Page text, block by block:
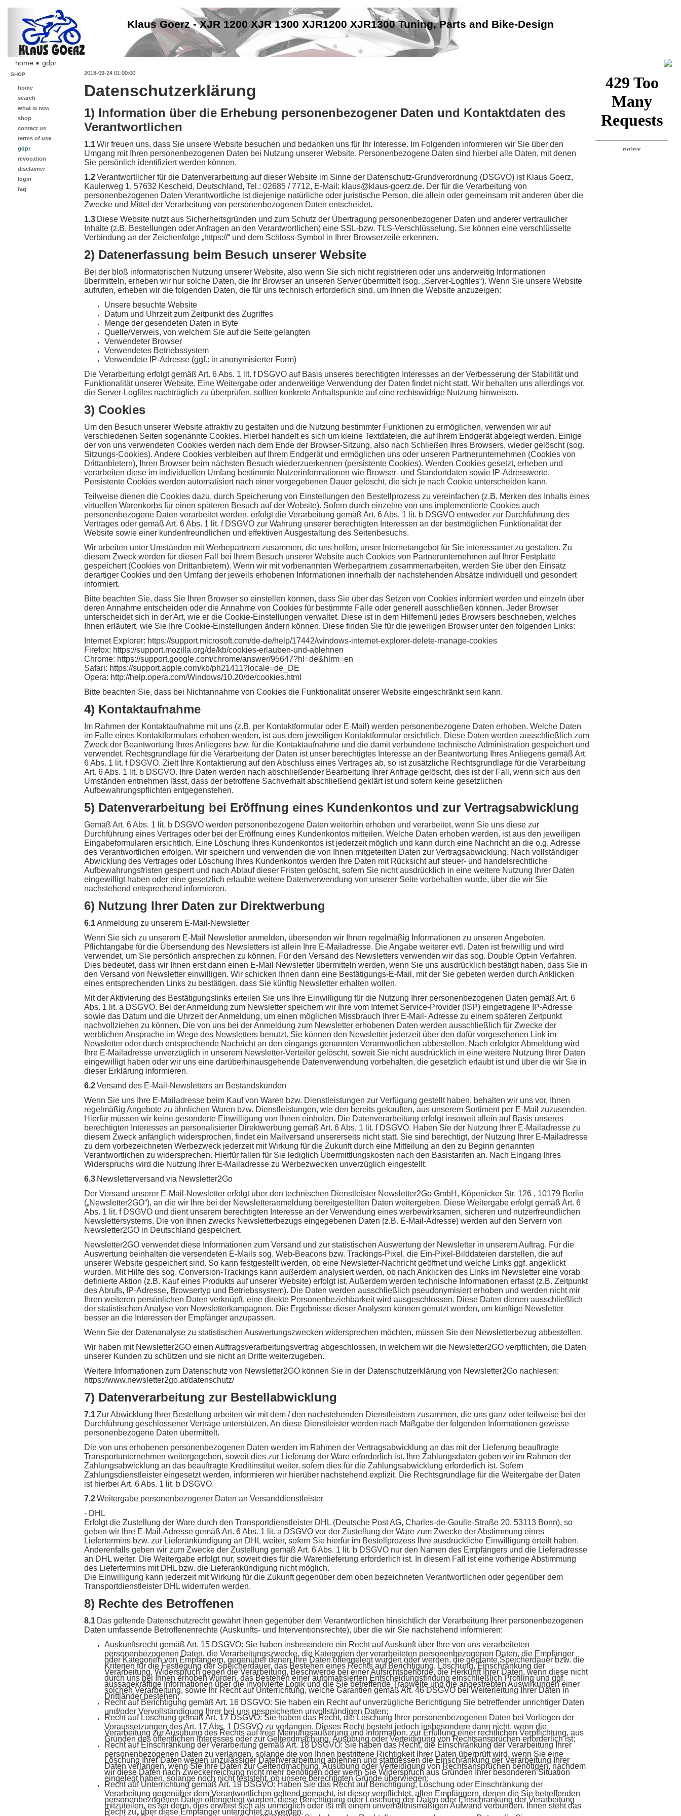
Klaus Goerz - XJR 1200 XJR 1300 XJR1200 XJR1300 Tuning, Parts and Bike-Design
home gdpr
SHOP
home
search
what is new
shop
contact us
terms of use
gdpr
revocation
disclaimer
login
faq
2018-09-24 01:00:00
Datenschutzerklärung
1) Information über die Erhebung personenbezogener Daten und Kontaktdaten des
Verantwortlichen
1.1Wir freuen uns, dass Sie unsere Website besuchen und bedanken uns für Ihr Interesse. Im Folgenden informieren wir Sie über den
Umgang mit Ihren personenbezogenen Daten bei Nutzung unserer Website. Personenbezogene Daten sind hierbei alle Daten, mit denen
Sie persönlich identifiziert werden können.
1.2Verantwortlicher für die Datenverarbeitung auf dieser Website im Sinne der Datenschutz-Grundverordnung (DSGVO) ist Klaus Goerz,
Kaulerweg 1, 57632 Kescheid, Deutschland, Tel.: 02685 / 7712, E-Mail: klaus@klaus-goerz.de. Der für die Verarbeitung von
personenbezogenen Daten Verantwortliche ist diejenige natürliche oder juristische Person, die allein oder gemeinsam mit anderen über die
Zwecke und Mittel der Verarbeitung von personenbezogenen Daten entscheidet.
1.3 Diese Website nutzt aus Sicherheitsgründen und zum Schutz der Übertragung personenbezogener Daten und anderer vertraulicher
Inhalte (z.B. Bestellungen oder Anfragen an den Verantwortlichen) eine SSL-bzw. TLS-Verschlüsselung. Sie können eine verschlüsselte
Verbindung an der Zeichenfolge „https://“ und dem Schloss-Symbol in Ihrer Browserzeile erkennen.
2) Datenerfassung beim Besuch unserer Website
Bei der bloß informatorischen Nutzung unserer Website, also wenn Sie sich nicht registrieren oder uns anderweitig Informationen
übermitteln, erheben wir nur solche Daten, die Ihr Browser an unseren Server übermittelt (sog. „Server-Logfiles“). Wenn Sie unsere Website
aufrufen, erheben wir die folgenden Daten, die für uns technisch erforderlich sind, um Ihnen die Website anzuzeigen:
Unsere besuchte Website
Datum und Uhrzeit zum Zeitpunkt des Zugriffes
Menge der gesendeten Daten in Byte
Quelle/Verweis, von welchem Sie auf die Seite gelangten
Verwendeter Browser
Verwendetes Betriebssystem
Verwendete IP-Adresse (ggf.: in anonymisierter Form)
Die Verarbeitung erfolgt gemäß Art. 6 Abs. 1 lit. f DSGVO auf Basis unseres berechtigten Interesses an der Verbesserung der Stabilität und
Funktionalität unserer Website. Eine Weitergabe oder anderweitige Verwendung der Daten findet nicht statt. Wir behalten uns allerdings vor,
die Server-Logfiles nachträglich zu überprüfen, sollten konkrete Anhaltspunkte auf eine rechtswidrige Nutzung hinweisen.
3) Cookies
Um den Besuch unserer Website attraktiv zu gestalten und die Nutzung bestimmter Funktionen zu ermöglichen, verwenden wir auf
verschiedenen Seiten sogenannte Cookies. Hierbei handelt es sich um kleine Textdateien, die auf Ihrem Endgerät abgelegt werden. Einige
der von uns verwendeten Cookies werden nach dem Ende der Browser-Sitzung, also nach Schließen Ihres Browsers, wieder gelöscht (sog.
Sitzungs-Cookies). Andere Cookies verbleiben auf Ihrem Endgerät und ermöglichen uns oder unseren Partnerunternehmen (Cookies von
Drittanbietern), Ihren Browser beim nächsten Besuch wiederzuerkennen (persistente Cookies). Werden Cookies gesetzt, erheben und
verarbeiten diese im individuellen Umfang bestimmte Nutzerinformationen wie Browser- und Standortdaten sowie IP-Adresswerte.
Persistente Cookies werden automatisiert nach einer vorgegebenen Dauer gelöscht, die sich je nach Cookie unterscheiden kann.
Teilweise dienen die Cookies dazu, durch Speicherung von Einstellungen den Bestellprozess zu vereinfachen (z.B. Merken des Inhalts eines
virtuellen Warenkorbs für einen späteren Besuch auf der Website). Sofern durch einzelne von uns implementierte Cookies auch
personenbezogene Daten verarbeitet werden, erfolgt die Verarbeitung gemäß Art. 6 Abs. 1 lit. b DSGVO entweder zur Durchführung des
Vertrages oder gemäß Art. 6 Abs. 1 lit. f DSGVO zur Wahrung unserer berechtigten Interessen an der bestmöglichen Funktionalität der
Website sowie einer kundenfreundlichen und effektiven Ausgestaltung des Seitenbesuchs.
Wir arbeiten unter Umständen mit Werbepartnern zusammen, die uns helfen, unser Internetangebot für Sie interessanter zu gestalten. Zu
diesem Zweck werden für diesen Fall bei Ihrem Besuch unserer Website auch Cookies von Partnerunternehmen auf Ihrer Festplatte
gespeichert (Cookies von Drittanbietern). Wenn wir mit vorbenannten Werbepartnern zusammenarbeiten, werden Sie über den Einsatz
derartiger Cookies und den Umfang der jeweils erhobenen Informationen innerhalb der nachstehenden Absätze individuell und gesondert
informiert.
Bitte beachten Sie, dass Sie Ihren Browser so einstellen können, dass Sie über das Setzen von Cookies informiert werden und einzeln über
deren Annahme entscheiden oder die Annahme von Cookies für bestimmte Fälle oder generell ausschließen können. Jeder Browser
unterscheidet sich in der Art, wie er die Cookie-Einstellungen verwaltet. Diese ist in dem Hilfemenü jedes Browsers beschrieben, welches
Ihnen erläutert, wie Sie Ihre Cookie-Einstellungen ändern können. Diese finden Sie für die jeweiligen Browser unter den folgenden Links:
Internet Explorer: https://support.microsoft.com/de-de/help/17442/windows-internet-explorer-delete-manage-cookies
Firefox: https://support.mozilla.org/de/kb/cookies-erlauben-und-ablehnen
Chrome: https://support.google.com/chrome/answer/95647?hl=de&hlrm=en
Safari: https://support.apple.com/kb/ph21411?locale=de_DE
Opera: http://help.opera.com/Windows/10.20/de/cookies.html
Bitte beachten Sie, dass bei Nichtannahme von Cookies die Funktionalität unserer Website eingeschränkt sein kann.
4) Kontaktaufnahme
Im Rahmen der Kontaktaufnahme mit uns (z.B. per Kontaktformular oder E-Mail) werden personenbezogene Daten erhoben. Welche Daten
im Falle eines Kontaktformulars erhoben werden, ist aus dem jeweiligen Kontaktformular ersichtlich. Diese Daten werden ausschließlich zum
Zweck der Beantwortung Ihres Anliegens bzw. für die Kontaktaufnahme und die damit verbundene technische Administration gespeichert und
verwendet. Rechtsgrundlage für die Verarbeitung der Daten ist unser berechtigtes Interesse an der Beantwortung Ihres Anliegens gemäß Art.
6 Abs. 1 lit. f DSGVO. Zielt Ihre Kontaktierung auf den Abschluss eines Vertrages ab, so ist zusätzliche Rechtsgrundlage für die Verarbeitung
Art. 6 Abs. 1 lit. b DSGVO. Ihre Daten werden nach abschließender Bearbeitung Ihrer Anfrage gelöscht, dies ist der Fall, wenn sich aus den
Umständen entnehmen lässt, dass der betroffene Sachverhalt abschließend geklärt ist und sofern keine gesetzlichen
Aufbewahrungspflichten entgegenstehen.
5) Datenverarbeitung bei Eröffnung eines Kundenkontos und zur Vertragsabwicklung
Gemäß Art. 6 Abs. 1 lit. b DSGVO werden personenbezogene Daten weiterhin erhoben und verarbeitet, wenn Sie uns diese zur
Durchführung eines Vertrages oder bei der Eröffnung eines Kundenkontos mitteilen. Welche Daten erhoben werden, ist aus den jeweiligen
Eingabeformularen ersichtlich. Eine Löschung Ihres Kundenkontos ist jederzeit möglich und kann durch eine Nachricht an die o.g. Adresse
des Verantwortlichen erfolgen. Wir speichern und verwenden die von Ihnen mitgeteilten Daten zur Vertragsabwicklung. Nach vollständiger
Abwicklung des Vertrages oder Löschung Ihres Kundenkontos werden Ihre Daten mit Rücksicht auf steuer- und handelsrechtliche
Aufbewahrungsfristen gesperrt und nach Ablauf dieser Fristen gelöscht, sofern Sie nicht ausdrücklich in eine weitere Nutzung Ihrer Daten
eingewilligt haben oder eine gesetzlich erlaubte weitere Datenverwendung von unserer Seite vorbehalten wurde, über die wir Sie
nachstehend entsprechend informieren.
6) Nutzung Ihrer Daten zur Direktwerbung
6.1Anmeldung zu unserem E-Mail-Newsletter
Wenn Sie sich zu unserem E-Mail Newsletter anmelden, übersenden wir Ihnen regelmäßig Informationen zu unseren Angeboten.
Pflichtangabe für die Übersendung des Newsletters ist allein Ihre E-Mailadresse. Die Angabe weiterer evtl. Daten ist freiwillig und wird
verwendet, um Sie persönlich ansprechen zu können. Für den Versand des Newsletters verwenden wir das sog. Double Opt-in Verfahren.
Dies bedeutet, dass wir Ihnen erst dann einen E-Mail Newsletter übermitteln werden, wenn Sie uns ausdrücklich bestätigt haben, dass Sie in
den Versand von Newsletter einwilligen. Wir schicken Ihnen dann eine Bestätigungs-E-Mail, mit der Sie gebeten werden durch Anklicken
eines entsprechenden Links zu bestätigen, dass Sie künftig Newsletter erhalten wollen.
Mit der Aktivierung des Bestätigungslinks erteilen Sie uns Ihre Einwilligung für die Nutzung Ihrer personenbezogenen Daten gemäß Art. 6
Abs. 1 lit. a DSGVO. Bei der Anmeldung zum Newsletter speichern wir Ihre vom Internet Service-Provider (ISP) eingetragene IP-Adresse
sowie das Datum und die Uhrzeit der Anmeldung, um einen möglichen Missbrauch Ihrer E-Mail- Adresse zu einem späteren Zeitpunkt
nachvollziehen zu können. Die von uns bei der Anmeldung zum Newsletter erhobenen Daten werden ausschließlich für Zwecke der
werblichen Ansprache im Wege des Newsletters benutzt. Sie können den Newsletter jederzeit über den dafür vorgesehenen Link im
Newsletter oder durch entsprechende Nachricht an den eingangs genannten Verantwortlichen abbestellen. Nach erfolgter Abmeldung wird
Ihre E-Mailadresse unverzüglich in unserem Newsletter-Verteiler gelöscht, soweit Sie nicht ausdrücklich in eine weitere Nutzung Ihrer Daten
eingewilligt haben oder wir uns eine darüberhinausgehende Datenverwendung vorbehalten, die gesetzlich erlaubt ist und über die wir Sie in
dieser Erklärung informieren.
6.2Versand des E-Mail-Newsletters an Bestandskunden
Wenn Sie uns Ihre E-Mailadresse beim Kauf von Waren bzw. Dienstleistungen zur Verfügung gestellt haben, behalten wir uns vor, Ihnen
regelmäßig Angebote zu ähnlichen Waren bzw. Dienstleistungen, wie den bereits gekauften, aus unserem Sortiment per E-Mail zuzusenden.
Hierfür müssen wir keine gesonderte Einwilligung von Ihnen einholen. Die Datenverarbeitung erfolgt insoweit allein auf Basis unseres
berechtigten Interesses an personalisierter Direktwerbung gemäß Art. 6 Abs. 1 lit. f DSGVO. Haben Sie der Nutzung Ihrer E-Mailadresse zu
diesem Zweck anfänglich widersprochen, findet ein Mailversand unsererseits nicht statt. Sie sind berechtigt, der Nutzung Ihrer E-Mailadresse
zu dem vorbezeichneten Werbezweck jederzeit mit Wirkung für die Zukunft durch eine Mitteilung an den zu Beginn genannten
Verantwortlichen zu widersprechen. Hierfür fallen für Sie lediglich Übermittlungskosten nach den Basistarifen an. Nach Eingang Ihres
Widerspruchs wird die Nutzung Ihrer E-Mailadresse zu Werbezwecken unverzüglich eingestellt.
6.3 Newsletterversand via Newsletter2Go
Der Versand unserer E-Mail-Newsletter erfolgt über den technischen Dienstleister Newsletter2Go GmbH, Köpenicker Str. 126 , 10179 Berlin
(„Newsletter2GO“), an die wir Ihre bei der Newsletteranmeldung bereitgestellten Daten weitergeben. Diese Weitergabe erfolgt gemäß Art. 6
Abs. 1 lit. f DSGVO und dient unserem berechtigten Interesse an der Verwendung eines werbewirksamen, sicheren und nutzerfreundlichen
Newslettersystems. Die von Ihnen zwecks Newsletterbezugs eingegebenen Daten (z.B. E-Mail-Adresse) werden auf den Servern von
Newsletter2GO in Deutschland gespeichert.
Newsletter2GO verwendet diese Informationen zum Versand und zur statistischen Auswertung der Newsletter in unserem Auftrag. Für die
Auswertung beinhalten die versendeten E-Mails sog. Web-Beacons bzw. Trackings-Pixel, die Ein-Pixel-Bilddateien darstellen, die auf
unserer Website gespeichert sind. So kann festgestellt werden, ob eine Newsletter-Nachricht geöffnet und welche Links ggf. angeklickt
wurden. Mit Hilfe des sog. Conversion-Trackings kann außerdem analysiert werden, ob nach Anklicken des Links im Newsletter eine vorab
definierte Aktion (z.B. Kauf eines Produkts auf unserer Website) erfolgt ist. Außerdem werden technische Informationen erfasst (z.B. Zeitpunkt
des Abrufs, IP-Adresse, Browsertyp und Betriebssystem). Die Daten werden ausschließlich pseudonymisiert erhoben und werden nicht mir
Ihren weiteren persönlichen Daten verknüpft, eine direkte Personenbeziehbarkeit wird ausgeschlossen. Diese Daten dienen ausschließlich
der statistischen Analyse von Newsletterkampagnen. Die Ergebnisse dieser Analysen können genutzt werden, um künftige Newsletter
besser an die Interessen der Empfänger anzupassen.
Wenn Sie der Datenanalyse zu statistischen Auswertungszwecken widersprechen möchten, müssen Sie den Newsletterbezug abbestellen.
Wir haben mit Newsletter2GO einen Auftragsverarbeitungsvertrag abgeschlossen, in welchem wir die Newsletter2GO verpflichten, die Daten
unserer Kunden zu schützen und sie nicht an Dritte weiterzugeben.
Weitere Informationen zum Datenschutz von Newsletter2GO können Sie in der Datenschutzerklärung von Newsletter2Go nachlesen:
https://www.newsletter2go.at/datenschutz/
7) Datenverarbeitung zur Bestellabwicklung
7.1Zur Abwicklung Ihrer Bestellung arbeiten wir mit dem / den nachstehenden Dienstleistern zusammen, die uns ganz oder teilweise bei der
Durchführung geschlossener Verträge unterstützen. An diese Dienstleister werden nach Maßgabe der folgenden Informationen gewisse
personenbezogene Daten übermittelt.
Die von uns erhobenen personenbezogenen Daten werden im Rahmen der Vertragsabwicklung an das mit der Lieferung beauftragte
Transportunternehmen weitergegeben, soweit dies zur Lieferung der Ware erforderlich ist. Ihre Zahlungsdaten geben wir im Rahmen der
Zahlungsabwicklung an das beauftragte Kreditinstitut weiter, sofern dies für die Zahlungsabwicklung erforderlich ist. Sofern
Zahlungsdienstleister eingesetzt werden, informieren wir hierüber nachstehend explizit. Die Rechtsgrundlage für die Weitergabe der Daten
ist hierbei Art. 6 Abs. 1 lit. b DSGVO.
7.2Weitergabe personenbezogener Daten an Versanddienstleister
- DHL
Erfolgt die Zustellung der Ware durch den Transportdienstleister DHL (Deutsche Post AG, Charles-de-Gaulle-Straße 20, 53113 Bonn), so
geben wir Ihre E-Mail-Adresse gemäß Art. 6 Abs. 1 lit. a DSGVO vor der Zustellung der Ware zum Zwecke der Abstimmung eines
Liefertermins bzw. zur Lieferankündigung an DHL weiter, sofern Sie hierfür im Bestellprozess Ihre ausdrückliche Einwilligung erteilt haben.
Anderenfalls geben wir zum Zwecke der Zustellung gemäß Art. 6 Abs. 1 lit. b DSGVO nur den Namen des Empfängers und die Lieferadresse
an DHL weiter. Die Weitergabe erfolgt nur, soweit dies für die Warenlieferung erforderlich ist. In diesem Fall ist eine vorherige Abstimmung
des Liefertermins mit DHL bzw. die Lieferankündigung nicht möglich.
Die Einwilligung kann jederzeit mit Wirkung für die Zukunft gegenüber dem oben bezeichneten Verantwortlichen oder gegenüber dem
Transportdienstleister DHL widerrufen werden.
8) Rechte des Betroffenen
8.1 Das geltende Datenschutzrecht gewährt Ihnen gegenüber dem Verantwortlichen hinsichtlich der Verarbeitung Ihrer personenbezogenen
Daten umfassende Betroffenenrechte (Auskunfts- und Interventionsrechte), über die wir Sie nachstehend informieren:
Auskunftsrecht gemäß Art. 15 DSGVO: Sie haben insbesondere ein Recht auf Auskunft über Ihre von uns verarbeiteten
personenbezogenen Daten, die Verarbeitungszwecke, die Kategorien der verarbeiteten personenbezogenen Daten, die Empfänger
oder Kategorien von Empfängern, gegenüber denen Ihre Daten offengelegt wurden oder werden, die geplante Speicherdauer bzw. die
Kriterien für die Festlegung der Speicherdauer, das Bestehen eines Rechts auf Berichtigung, Löschung, Einschränkung der
Verarbeitung, Widerspruch gegen die Verarbeitung, Beschwerde bei einer Aufsichtsbehörde, die Herkunft Ihrer Daten, wenn diese nicht
durch uns bei Ihnen erhoben wurden, das Bestehen einer automatisierten Entscheidungsfindung einschließlich Profiling und ggf.
aussagekräftige Informationen über die involvierte Logik und die Sie betreffende Tragweite und die angestrebten Auswirkungen einer
solchen Verarbeitung, sowie Ihr Recht auf Unterrichtung, welche Garantien gemäß Art. 46 DSGVO bei Weiterleitung Ihrer Daten in
Drittländer bestehen;
Recht auf Berichtigung gemäß Art. 16 DSGVO: Sie haben ein Recht auf unverzügliche Berichtigung Sie betreffender unrichtiger Daten
und/oder Vervollständigung Ihrer bei uns gespeicherten unvollständigen Daten;
Recht auf Löschung gemäß Art. 17 DSGVO: Sie haben das Recht, die Löschung Ihrer personenbezogenen Daten bei Vorliegen der
Voraussetzungen des Art. 17 Abs. 1 DSGVO zu verlangen. Dieses Recht besteht jedoch insbesondere dann nicht, wenn die
Verarbeitung zur Ausübung des Rechts auf freie Meinungsäußerung und Information, zur Erfüllung einer rechtlichen Verpflichtung, aus
Gründen des öffentlichen Interesses oder zur Geltendmachung, Ausübung oder Verteidigung von Rechtsansprüchen erforderlich ist;
Recht auf Einschränkung der Verarbeitung gemäß Art. 18 DSGVO: Sie haben das Recht, die Einschränkung der Verarbeitung Ihrer
personenbezogenen Daten zu verlangen, solange die von Ihnen bestrittene Richtigkeit Ihrer Daten überprüft wird, wenn Sie eine
Löschung Ihrer Daten wegen unzulässiger Datenverarbeitung ablehnen und stattdessen die Einschränkung der Verarbeitung Ihrer
Daten verlangen, wenn Sie Ihre Daten zur Geltendmachung, Ausübung oder Verteidigung von Rechtsansprüchen benötigen, nachdem
wir diese Daten nach Zweckerreichung nicht mehr benötigen oder wenn Sie Widerspruch aus Gründen Ihrer besonderen Situation
eingelegt haben, solange noch nicht feststeht, ob unsere berechtigten Gründe überwiegen;
Recht auf Unterrichtung gemäß Art. 19 DSGVO: Haben Sie das Recht auf Berichtigung, Löschung oder Einschränkung der
Verarbeitung gegenüber dem Verantwortlichen geltend gemacht, ist dieser verpflichtet, allen Empfängern, denen die Sie betreffenden
personenbezogenen Daten offengelegt wurden, diese Berichtigung oder Löschung der Daten oder Einschränkung der Verarbeitung
mitzuteilen, es sei denn, dies erweist sich als unmöglich oder ist mit einem unverhältnismäßigen Aufwand verbunden. Ihnen steht das
Recht zu, über diese Empfänger unterrichtet zu werden.